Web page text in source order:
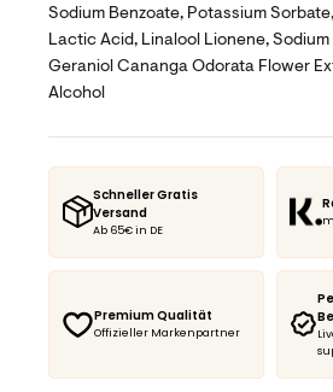
Sodium Benzoate, Potassium
Lactic Acid, Linalool Lionene,
Geraniol Cananga Odorata Flower
Alcohol
Schneller Gratis
Versand
Ab 65€ in DE
Premium Qualität
Offizieller Markenpartner